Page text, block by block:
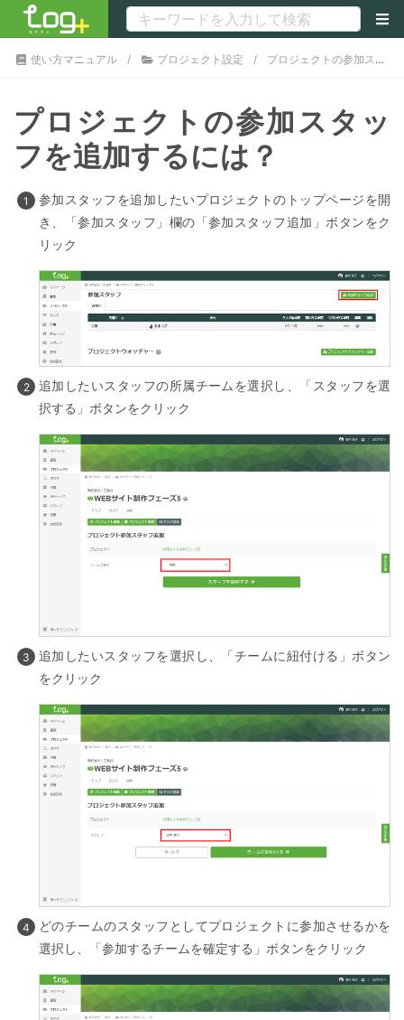
使い方マニュアル プロジェクト設定 プロジェクトの参加スタッフを追加するには？
プロジェクトの参加スタッ
フを追加するには？
参加スタッフを追加したいプロジェクトのトップページを開
き、「参加スタッフ」欄の「参加スタッフ追加」ボタンをク
リック
追加したいスタッフの所属チームを選択し、「スタッフを選
択する」ボタンをクリック
追加したいスタッフを選択し、「チームに紐付ける」ボタン
をクリック
どのチームのスタッフとしてプロジェクトに参加させるかを
選択し、「参加するチームを確定する」ボタンをクリック